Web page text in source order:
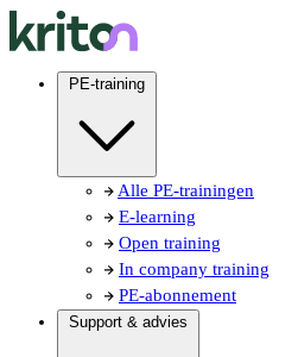
PE-training
Alle PE-trainingen
E-learning
Open training
In company training
PE-abonnement
Support & advies